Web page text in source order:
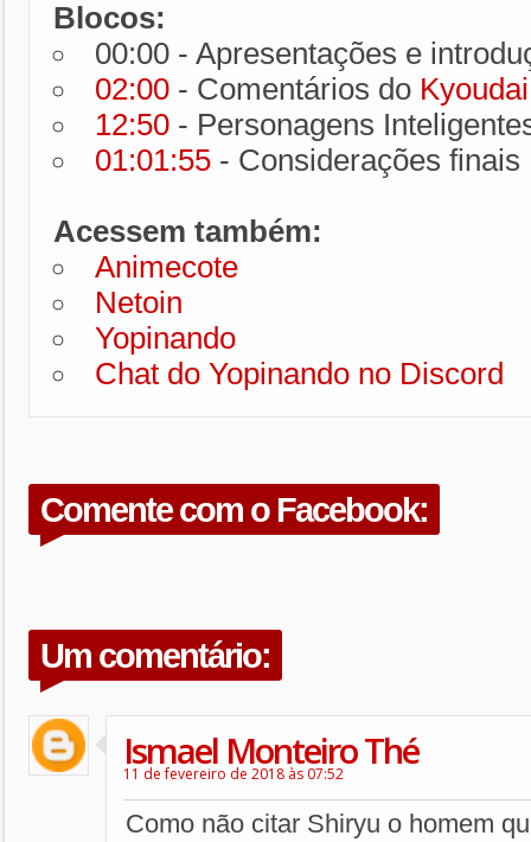
Blocos:
00:00 - Apresentações e
02:00- Comentários do
12:50- Personagens
01:01:55- Considerações finais
Acessem também:
Animecote
Netoin
Yopinando
Chat do Yopinando no Discord
Comente com o Facebook:
Um comentário:
Ismael Monteiro Thé
11 de fevereiro de 2018 às 07:52
Como não citar Shiryu o homem